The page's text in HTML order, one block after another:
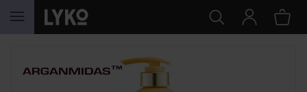
HOPPA TILL INNEHÅLLET
HOPPA ÖVER SEKTIONEN